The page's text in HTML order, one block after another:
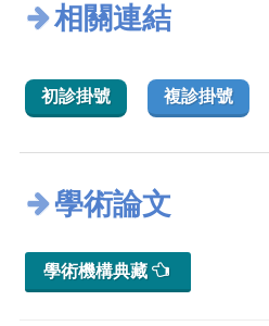
相關連結
初診掛號 複診掛號
學術論文
學術機構典藏